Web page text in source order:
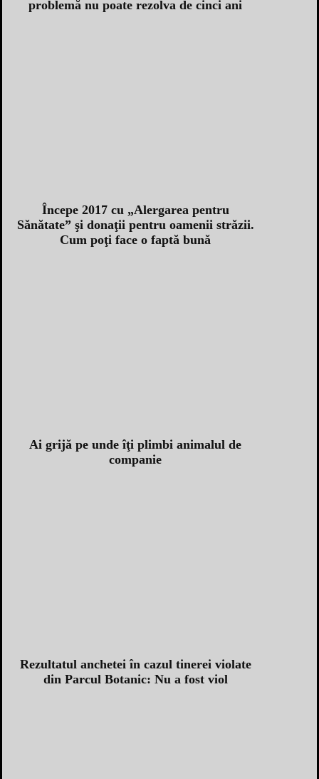
problemă nu poate rezolva de cinci ani
Începe 2017 cu „Alergarea pentru
Sănătate” şi donaţii pentru oamenii străzii.
Cum poţi face o faptă bună
Ai grijă pe unde îţi plimbi animalul de
companie
Rezultatul anchetei în cazul tinerei violate
din Parcul Botanic: Nu a fost viol